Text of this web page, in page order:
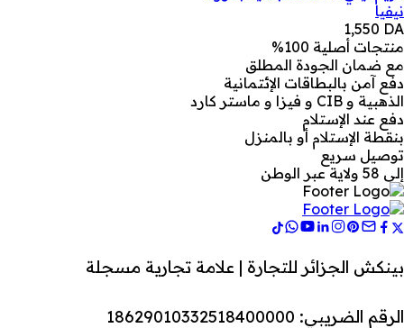
نيفيا
1,550 DA
منتجات أصلية 100%
مع ضمان الجودة المطلق
دفع آمن بالبطاقات الإئتمانية
الذهبية و CIB و فيزا و ماستر كارد
دفع عند الإستلام
بنقطة الإستلام أو بالمنزل
توصيل سريع
إلى 58 ولاية عبر الوطن
بينكش الجزائر للتجارة | علامة تجارية مسجلة
الرقم الضريبي: 18629010332518400000